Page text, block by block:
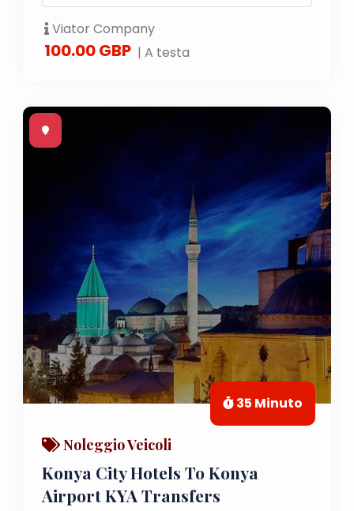
Viator Company
100.00 GBP | A testa
35 Minuto
Noleggio Veicoli
Konya City Hotels To Konya
Airport KYA Transfers